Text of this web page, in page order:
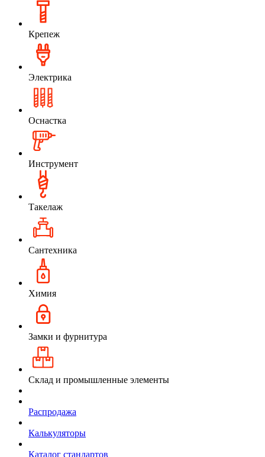
Крепеж
Электрика
Оснастка
Инструмент
Такелаж
Сантехника
Химия
Замки и фурнитура
Склад и промышленные элементы
Распродажа
Калькуляторы
Каталог стандартов